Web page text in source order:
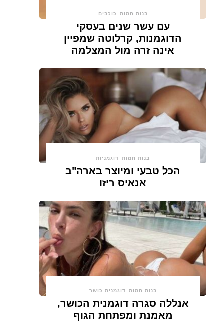
בנות חמות כוכבים
עם עשר שנים בעסקי
הדוגמנות, קרלוטה שמפיין
אינה זרה מול המצלמה
בנות חמות דוגמניות
הכל טבעי ומיוצר בארה"ב
אנאיס ריזו
בנות חמות דוגמנית כושר
אנללה סגרה דוגמנית הכושר,
מאמנת ומפתחת הגוף